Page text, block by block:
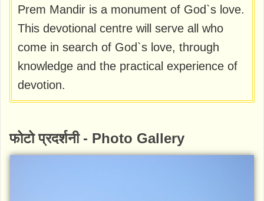
Prem Mandir is a monument of God`s love.
This devotional centre will serve all who
come in search of God`s love, through
knowledge and the practical experience of
devotion.
फोटो प्रदर्शनी - Photo Gallery